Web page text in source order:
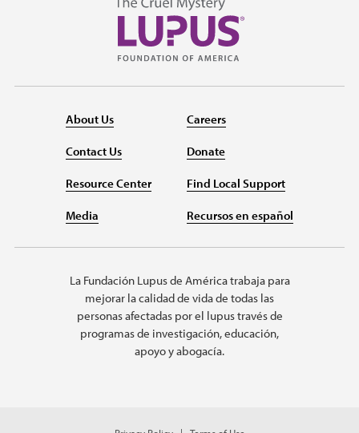
About Us
Contact Us
Resource Center
Media
Careers
Donate
Find Local Support
Recursos en español
La Fundación Lupus de América trabaja para
mejorar la calidad de vida de todas las
personas afectadas por el lupus través de
programas de investigación, educación,
apoyo y abogacía.